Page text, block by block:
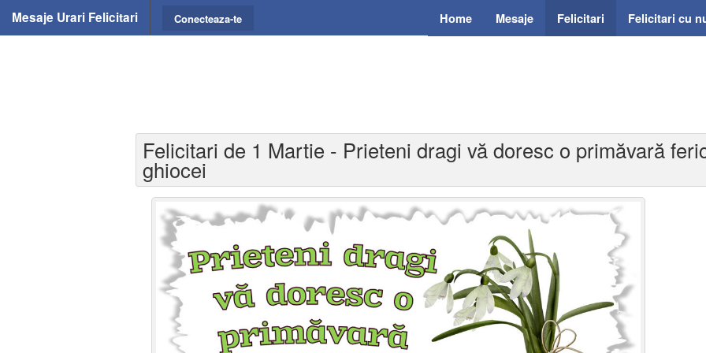
Mesaje Urari Felicitari Home Mesaje Felicitari Felicitari cu
Conecteaza-te
Felicitari de 1 Martie - Prieteni dragi vă doresc o primăvară
ghiocei